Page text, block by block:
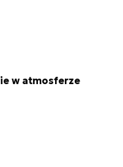
w atmosferze